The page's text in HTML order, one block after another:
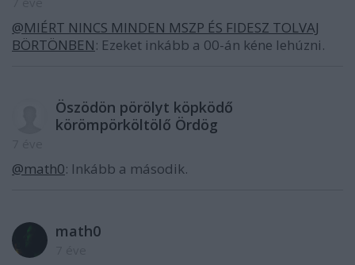
@MIÉRT NINCS MINDEN MSZP ÉS FIDESZ TOLVAJ
BÖRTÖNBEN: Ezeket inkább a 00-án kéne lehúzni.
Öszödön pörölyt köpködő
körömpörköltölő Ördög
@math0: Inkább a második.
math0